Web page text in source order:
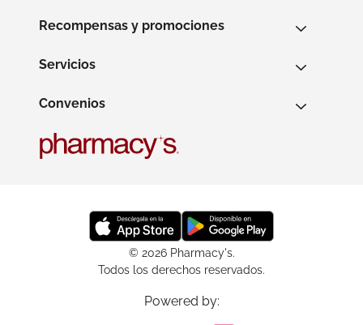
Recompensas y promociones
Servicios
Convenios
© 2026 Pharmacy's.
Todos los derechos reservados.
Powered by: